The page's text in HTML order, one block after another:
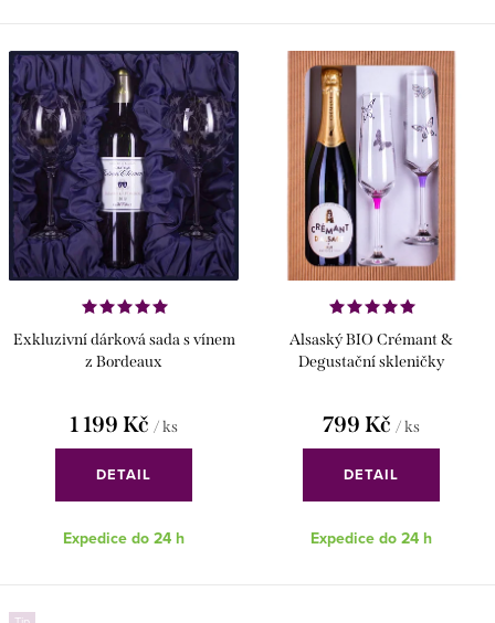
Exkluzivní dárková sada s vínem
z Bordeaux
1 199 Kč / ks
DETAIL
Expedice do 24 h
Alsaský BIO Crémant &
Degustační skleničky
799 Kč / ks
DETAIL
Expedice do 24 h